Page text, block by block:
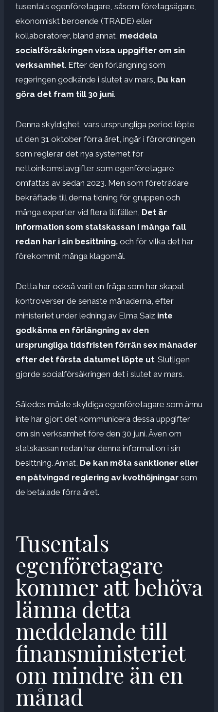
tusentals egenföretagare, såsom företagsägare,
ekonomiskt beroende (TRADE) eller
kollaboratörer, bland annat, meddela
socialförsäkringen vissa uppgifter om sin
verksamhet. Efter den förlängning som
regeringen godkände i slutet av mars, Du kan
göra det fram till 30 juni.
Denna skyldighet, vars ursprungliga period löpte
ut den 31 oktober förra året, ingår i förordningen
som reglerar det nya systemet för
nettoinkomstavgifter som egenföretagare
omfattas av sedan 2023. Men som företrädare
bekräftade till denna tidning för gruppen och
många experter vid flera tillfällen, Det är
information som statskassan i många fall
redan har i sin besittning. och för vilka det har
förekommit många klagomål.
Detta har också varit en fråga som har skapat
kontroverser de senaste månaderna, efter
ministeriet under ledning av Elma Saiz inte
godkänna en förlängning av den
ursprungliga tidsfristen förrän sex månader
efter det första datumet löpte ut. Slutligen
gjorde socialförsäkringen det i slutet av mars.
Således måste skyldiga egenföretagare som ännu
inte har gjort det kommunicera dessa uppgifter
om sin verksamhet före den 30 juni. Även om
statskassan redan har denna information i sin
besittning. Annat, De kan möta sanktioner eller
en påtvingad reglering av kvothöjningar som
de betalade förra året.
Tusentals
egenföretagare
kommer att behöva
lämna detta
meddelande till
finansministeriet
om mindre än en
månad